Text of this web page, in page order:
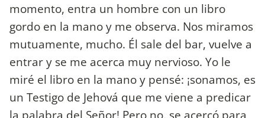
momento, entra un hombre con un libro
gordo en la mano y me observa. Nos miramos
mutuamente, mucho. Él sale del bar, vuelve a
entrar y se me acerca muy nervioso. Yo le
miré el libro en la mano y pensé: ¡sonamos, es
un Testigo de Jehová que me viene a predicar